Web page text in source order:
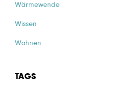
Wärmewende
Wissen
Wohnen
TAGS